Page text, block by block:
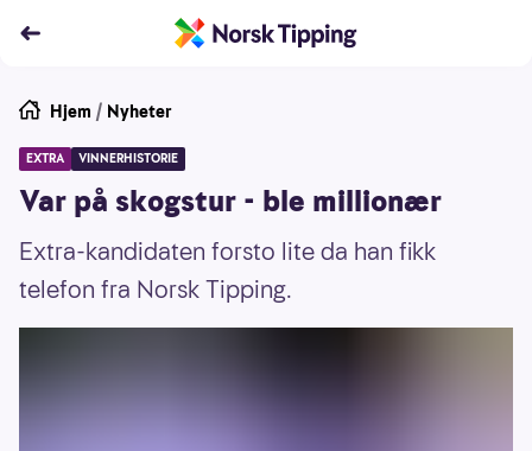
Hjem / Nyheter
EXTRA VINNERHISTORIE
Var på skogstur - ble millionær
Extra-kandidaten forsto lite da han fikk
telefon fra Norsk Tipping.